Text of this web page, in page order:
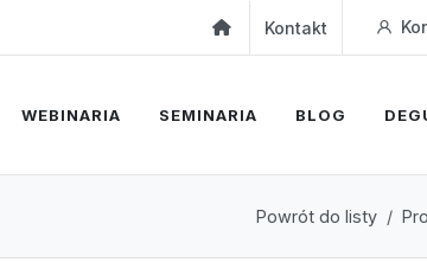
Kontakt
WEBINARIA SEMINARIA BLOG
Powrót do listy